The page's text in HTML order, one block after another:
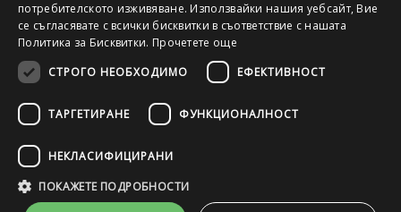
Моят профил
История на поръчките
Желани продукти
203010795
потребителското изживяване. Използвайки нашия уебсайт, Вие
се съгласявате с всички бисквитки в съответствие с нашата
Политика за Бисквитки. Прочетете още
СТРОГО НЕОБХОДИМО
ЕФЕКТИВНОСТ
ТАРГЕТИРАНЕ ФУНКЦИОНАЛНОСТ
НЕКЛАСИФИЦИРАНИ
ПОКАЖЕТЕ ПОДРОБНОСТИ